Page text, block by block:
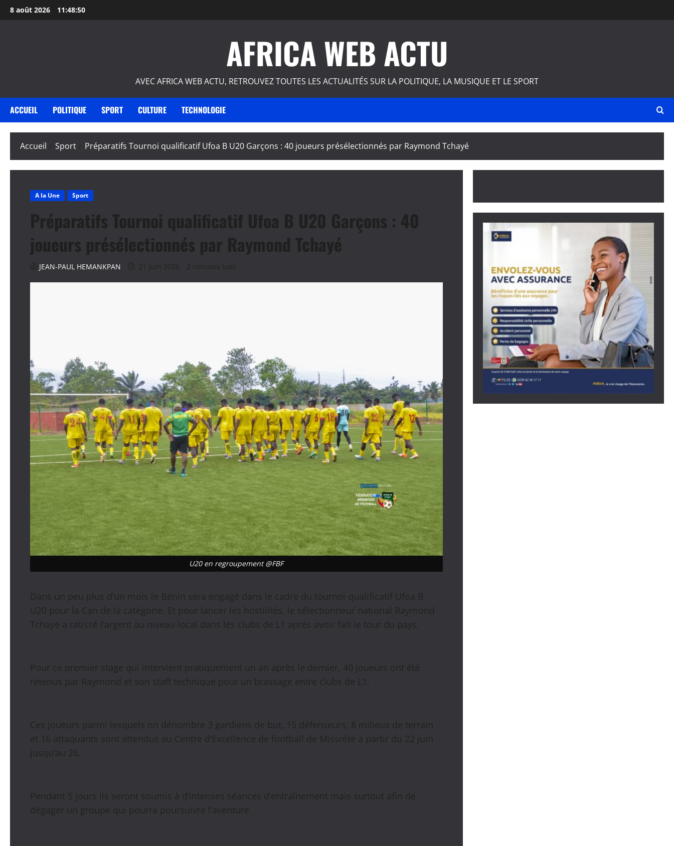
Aller
au
8 août 2026 11:48:51
AFRICA WEB ACTU
AVEC AFRICA WEB ACTU, RETROUVEZ TOUTES LES ACTUALITÉS SUR LA POLITIQUE, LA MUSIQUE ET LE SPORT
ACCUEIL POLITIQUE SPORT CULTURE TECHNOLOGIE
Accueil Sport Préparatifs Tournoi qualificatif Ufoa B U20 Garçons : 40 joueurs présélectionnés par Raymond Tchayé
A la Une Sport
Préparatifs Tournoi qualificatif Ufoa B U20 Garçons : 40
joueurs présélectionnés par Raymond Tchayé
JEAN-PAUL HEMANKPAN 21 juin 2026 2 minutes lues
U20 en regroupement @FBF
Dans un peu plus d’un mois le Bénin sera engagé dans le cadre du tournoi qualificatif Ufoa B
U20 pour la Can de la catégorie. Et pour lancer les hostilités, le sélectionneur ́national Raymond
Tchaye a ratissé l’argent au niveau local dans les clubs de L1 après avoir fait le tour du pays.
Pour ce premier stage qui intervient pratiquement un an après le dernier, 40 joueurs ont été
retenus par Raymond et son staff technique pour un brassage entre clubs de L1.
Ces joueurs parmi lesquels on dénombre 3 gardiens de but, 15 défenseurs, 8 milieux de terrain
et 16 attaquants sont attendus au Centre d’Excellence de football de Missrété à partir du 22 juin
jusqu’au 26.
Pendant 5 jours ils seront soumis à d’intenses séances d’entraînement mais surtout afin de
dégager un groupe qui pourra poursuivre l’aventure.